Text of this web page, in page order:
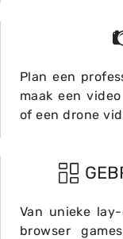
Plan een
maak een
of een drone
Van unieke
browser